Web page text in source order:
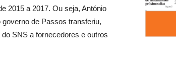
2015 a 2017. Ou seja, António
de Passos transferiu,
SNS a fornecedores e outros